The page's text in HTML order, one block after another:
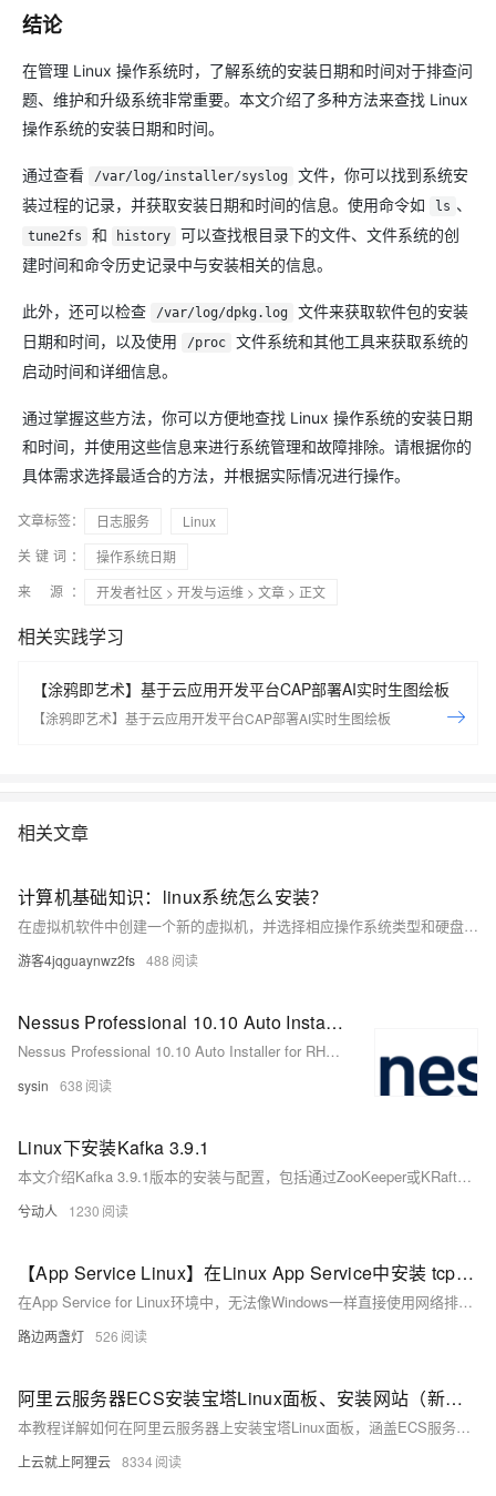
结论
在管理 Linux 操作系统时，了解系统的安装日期和时间对于排查问
题、维护和升级系统非常重要。本文介绍了多种方法来查找 Linux
操作系统的安装日期和时间。
通过查看 /var/log/installer/syslog
文件，你可以找到系统安
装过程的记录，并获取安装日期和时间的信息。使用命令如
ls 、
tune2fs 和 history
可以查找根目录下的文件、文件系统的创
建时间和命令历史记录中与安装相关的信息。
此外，还可以检查 /var/log/dpkg.log
文件来获取软件包的安装
日期和时间，以及使用
/proc
文件系统和其他工具来获取系统的
启动时间和详细信息。
通过掌握这些方法，你可以方便地查找 Linux 操作系统的安装日期
和时间，并使用这些信息来进行系统管理和故障排除。请根据你的
具体需求选择最适合的方法，并根据实际情况进行操作。
文章标签： 日志服务
Linux
关键词：
操作系统日期
来 源：
开发者社区 > 开发与运维 > 文章 > 正文
相关实践学习
【涂鸦即艺术】基于云应用开发平台CAP部署AI实时生图绘板
【涂鸦即艺术】基于云应用开发平台CAP部署AI实时生图绘板
相关文章
计算机基础知识：linux系统怎么安装？
在虚拟机软件中创建一个新的虚拟机，并选择相应操作系统类型和硬盘空间大小等参数。将下载的 ISO 镜像文件加载到虚拟机中。启动虚拟机，进入安装界面，并按照步骤进行安装。安装完成后，可以在虚拟机中使用 Linux 系统。
游客4jqguaynwz2fs 488
Nessus Professional 10.10 Auto Installer for RHEL 10, AlmaLinux 10, Rocky Linux 10 - Nessus 自动化安装程序
Nessus Professional 10.10 Auto Installer for RHEL 10, AlmaLinux 10, Rocky Linux 10 - Nessus 自动化安装程序
sysin 638
Linux下安装Kafka 3.9.1
本文介绍Kafka 3.9.1版本的安装与配置，包括通过ZooKeeper或KRaft模式启动Kafka。涵盖环境变量设置、日志路径修改、集群UUID生成、存储格式化及服务启停操作，适用于Linux环境下的部署实践。
兮动人 1230
【App Service Linux】在Linux App Service中安装 tcpdump 并抓取网络包
在App Service for Linux环境中，无法像Windows一样直接使用网络排查工具抓包。本文介绍了如何通过TCPDUMP在Linux环境下抓取网络包，包括SSH进入容器、安装tcpdump、执行抓包命令及下载分析文件的完整操作步骤。
路边两盏灯 526
阿里云服务器ECS安装宝塔Linux面板、安装网站（新手图文教程）
本教程详解如何在阿里云服务器上安装宝塔Linux面板，涵盖ECS服务器手动安装步骤，包括系统准备、远程连接、安装命令执行、端口开放及LNMP环境部署，手把手引导用户快速搭建网站环境。
上云就上阿狸云 8334